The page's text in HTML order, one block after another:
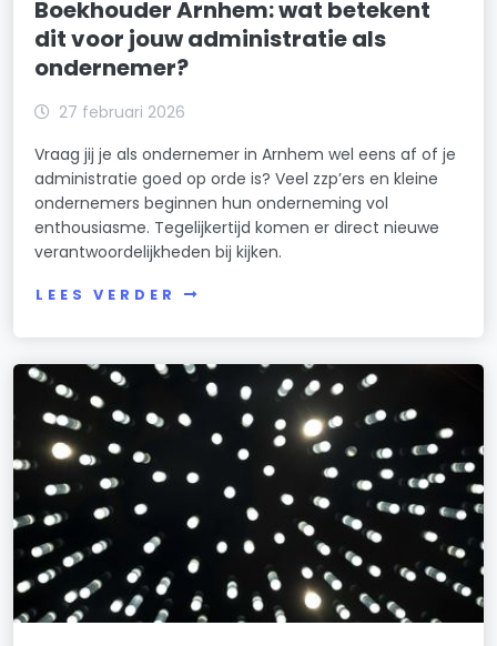
Boekhouder Arnhem: wat betekent
dit voor jouw administratie als
ondernemer?
27 februari 2026
Vraag jij je als ondernemer in Arnhem wel eens af of je
administratie goed op orde is? Veel zzp’ers en kleine
ondernemers beginnen hun onderneming vol
enthousiasme. Tegelijkertijd komen er direct nieuwe
verantwoordelijkheden bij kijken.
LEES VERDER